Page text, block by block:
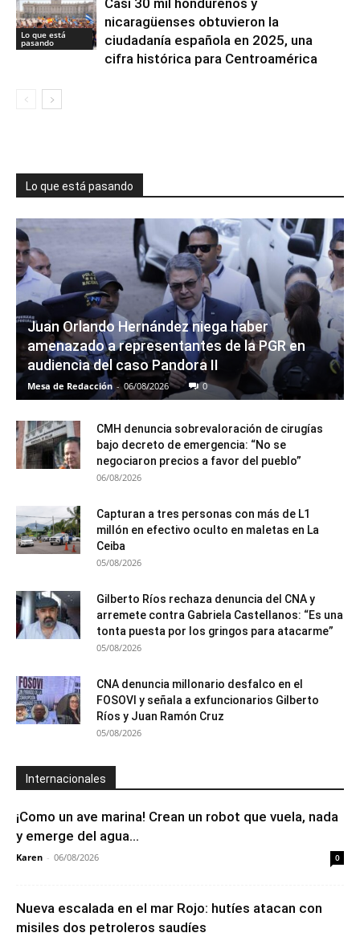
Lo que está
pasando
nicaragüenses obtuvieron la
ciudadanía española en 2025, una
cifra histórica para Centroamérica
Lo que está pasando
Juan Orlando Hernández niega haber
amenazado a representantes de la PGR en
audiencia del caso Pandora II
Mesa de Redacción - 06/08/2026 0
CMH denuncia sobrevaloración de cirugías
bajo decreto de emergencia: “No se
negociaron precios a favor del pueblo”
06/08/2026
Capturan a tres personas con más de L1
millón en efectivo oculto en maletas en La
Ceiba
05/08/2026
Gilberto Ríos rechaza denuncia del CNA y
arremete contra Gabriela Castellanos: “Es una
tonta puesta por los gringos para atacarme”
05/08/2026
CNA denuncia millonario desfalco en el
FOSOVI y señala a exfuncionarios Gilberto
Ríos y Juan Ramón Cruz
05/08/2026
Internacionales
¡Como un ave marina! Crean un robot que vuela, nada
y emerge del agua...
Karen - 06/08/2026 0
Nueva escalada en el mar Rojo: hutíes atacan con
misiles dos petroleros saudíes